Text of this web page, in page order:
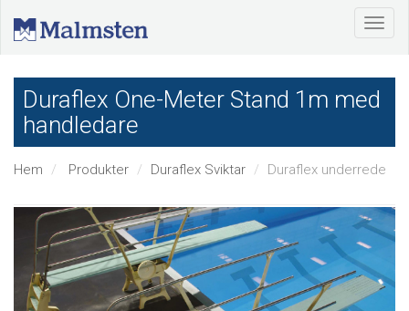
Duraflex One-Meter Stand 1m med
handledare
Hem Produkter Duraflex Sviktar Duraflex underrede